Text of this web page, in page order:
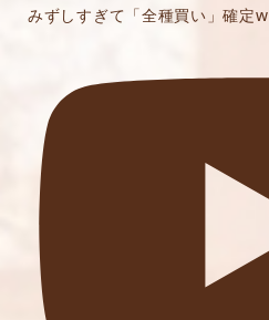
みずしすぎて「全種買い」確定w